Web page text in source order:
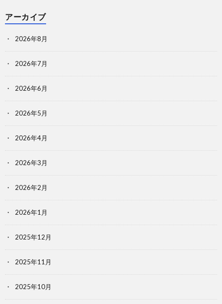
アーカイブ
2026年8月
2026年7月
2026年6月
2026年5月
2026年4月
2026年3月
2026年2月
2026年1月
2025年12月
2025年11月
2025年10月